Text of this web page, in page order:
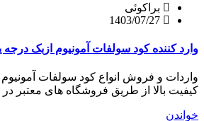
براکوئی
1403/07/27
وارد کننده کود سولفات آمونیوم ازبک درجه
واردات و فروش انواع کود سولفات
کیفیت بالا از طریق فروشگاه های معتبر
خواندن